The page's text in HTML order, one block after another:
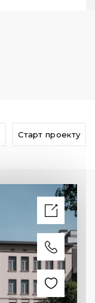
Старт проекту